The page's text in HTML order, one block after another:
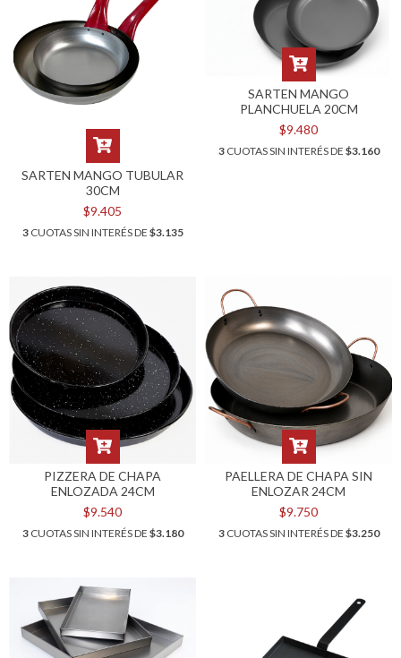
SARTEN MANGO TUBULAR
30CM
$9.405
3CUOTAS SIN INTERÉS DE $3.135
SARTEN MANGO
PLANCHUELA 20CM
$9.480
3CUOTAS SIN INTERÉS DE $3.160
PIZZERA DE CHAPA
ENLOZADA 24CM
$9.540
3CUOTAS SIN INTERÉS DE $3.180
PAELLERA DE CHAPA SIN
ENLOZAR 24CM
$9.750
3CUOTAS SIN INTERÉS DE $3.250